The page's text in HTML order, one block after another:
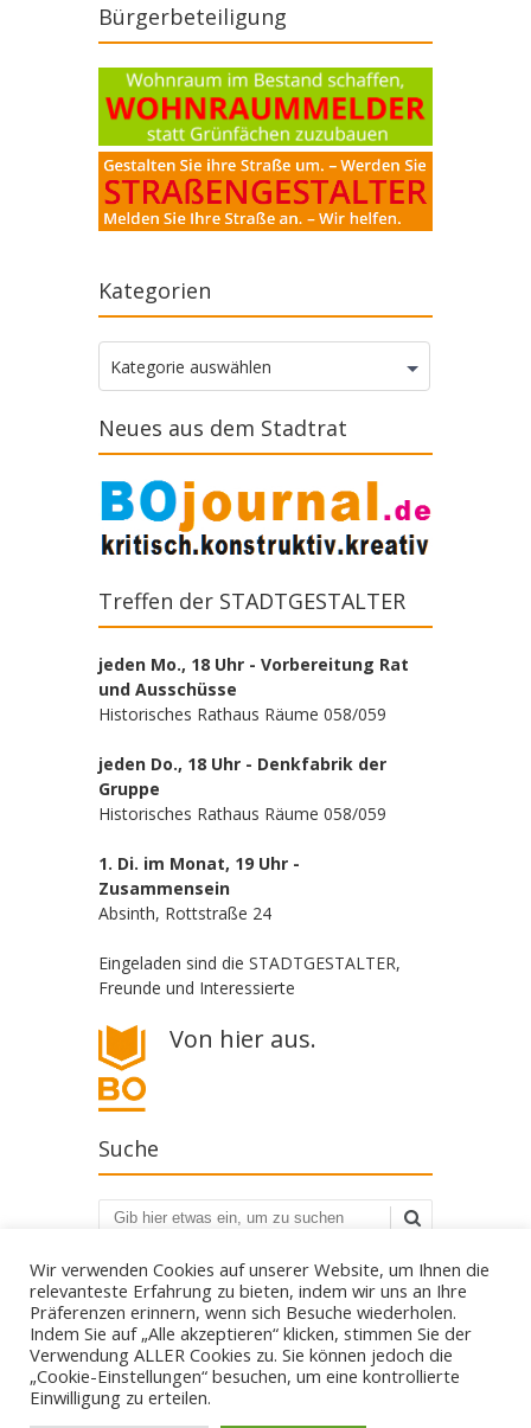
Bürgerbeteiligung
Kategorien
Kategorien
Kategorie auswählen
Neues aus dem Stadtrat
Treffen der STADTGESTALTER
jeden Mo., 18 Uhr - Vorbereitung Rat
und Ausschüsse
Historisches Rathaus Räume 058/059
jeden Do., 18 Uhr - Denkfabrik der
Gruppe
Historisches Rathaus Räume 058/059
1. Di. im Monat, 19 Uhr -
Zusammensein
Absinth, Rottstraße 24
Eingeladen sind die STADTGESTALTER,
Freunde und Interessierte
Von hier aus.
Suche
Suchen
Die STADTGESTALTER - politisch aber parteilos
Gestalte deine Stadt. - Für Bürgerbeteiligung! - Gegen
Wir verwenden Cookies auf unserer Website, um Ihnen die
relevanteste Erfahrung zu bieten, indem wir uns an Ihre
Präferenzen erinnern, wenn sich Besuche wiederholen.
Indem Sie auf „Alle akzeptieren“ klicken, stimmen Sie der
Verwendung ALLER Cookies zu. Sie können jedoch die
„Cookie-Einstellungen“ besuchen, um eine kontrollierte
Einwilligung zu erteilen.